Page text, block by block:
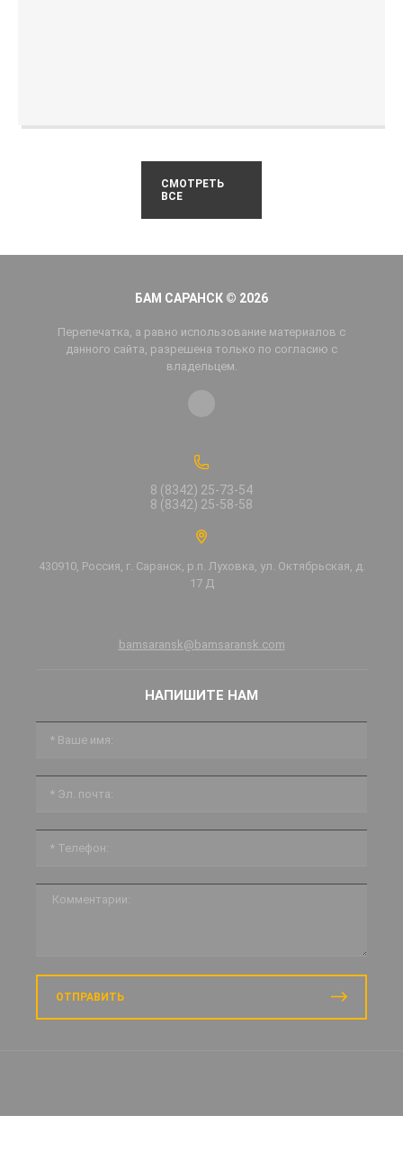
СМОТРЕТЬ
ВСЕ
БАМ САРАНСК © 2026
Перепечатка, а равно использование материалов с
данного сайта, разрешена только по согласию с
владельцем.
8 (8342) 25-73-54
8 (8342) 25-58-58
430910, Россия, г. Саранск, р.п. Луховка, ул. Октябрьская, д.
17 Д
bamsaransk@bamsaransk.com
НАПИШИТЕ НАМ
ОТПРАВИТЬ